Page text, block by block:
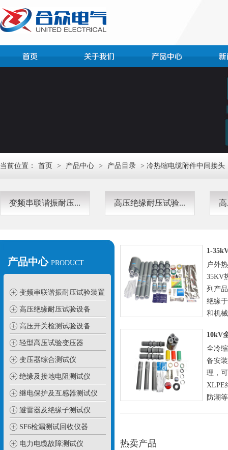
当前位置： 首页 > 产品中心 > 产品目录 > 冷热缩电缆附件中间接头
变频串联谐振耐压... 高压绝缘耐压试验...
产品中心 PRODUCT
变频串联谐振耐压试验装置
高压绝缘耐压试验设备
高压开关检测试验设备
轻型高压试验变压器
变压器综合测试仪
绝缘及接地电阻测试仪
继电保护及互感器测试仪
避雷器及绝缘子测试仪
SF6检漏测试回收仪器
电力电缆故障测试仪
1-
户外
35KV
列产
绝缘
和机
10kV
全冷
备安
理，
XLPE
防潮
热卖产品